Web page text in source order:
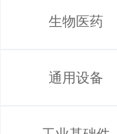
生物医药
通用设备